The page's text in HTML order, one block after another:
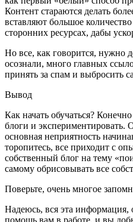
Контент стараются делать
вставляют большое
сторонних ресурсах, дабы
Но все, как говорится, нужно
осознали, много главных
принять за спам и выбросить
Вывод
Как начать обучаться?
блоги и экспериментировать.
основная неприятность
торопитесь, все приходит с
собственный блог на тему
самому обрисовывать все
Поверьте, очень многое
Надеюсь, вся эта информация,
помощь вам в работе, и вы